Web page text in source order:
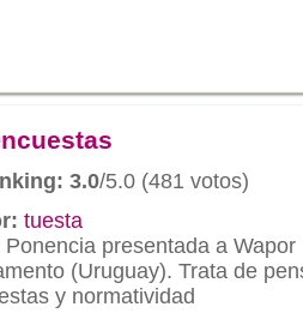
3.0/5.0 (481 votos)
tuesta
Ponencia presentada a Wapor
(Uruguay). Trata de
y normatividad